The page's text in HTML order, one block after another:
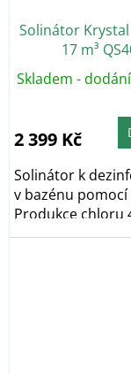
Solinátor
17 m³
Skladem -
2 399 Kč
Solinátor k
v bazénu pomocí
Produkce chloru